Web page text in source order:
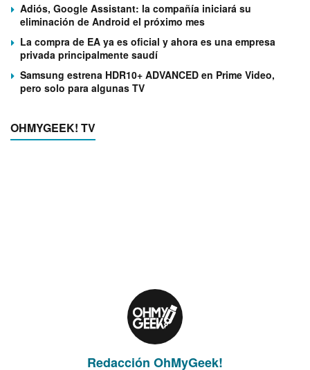
Adiós, Google Assistant: la compañía iniciará su
eliminación de Android el próximo mes
La compra de EA ya es oficial y ahora es una empresa
privada principalmente saudí
Samsung estrena HDR10+ ADVANCED en Prime Video,
pero solo para algunas TV
OHMYGEEK! TV
Redacción OhMyGeek!